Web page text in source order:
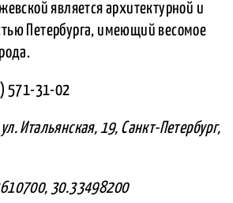
является архитектурной и
Петербурга, имеющий весомое
571-31-02
ул. Итальянская, 19, Санкт-Петербург,
30.33498200